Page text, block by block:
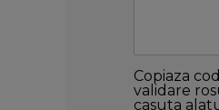
Copiaza
validare
casuta